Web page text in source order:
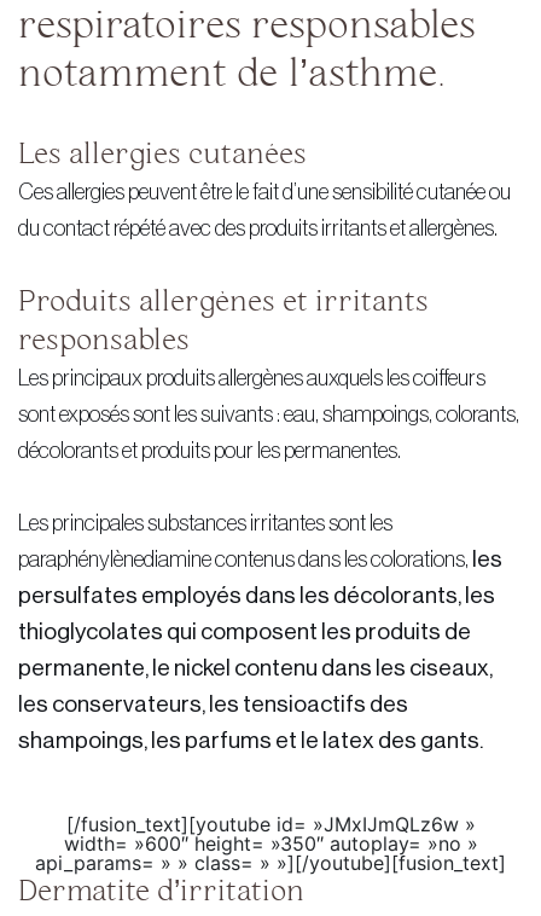
respiratoires responsables
notamment de l’asthme.
Les allergies cutanées
Ces allergies peuvent être le fait d’une sensibilité cutanée ou
du contact répété avec des produits irritants et allergènes.
Produits allergènes et irritants
responsables
Les principaux produits allergènes auxquels les coiffeurs
sont exposés sont les suivants : eau, shampoings, colorants,
décolorants et produits pour les permanentes.
Les principales substances irritantes sont les
paraphénylènediamine contenus dans les colorations, les
persulfates employés dans les décolorants, les
thioglycolates qui composent les produits de
permanente, le nickel contenu dans les ciseaux,
les conservateurs, les tensioactifs des
shampoings, les parfums et le latex des gants.
[/fusion_text][youtube id= »JMxIJmQLz6w »
width= »600″ height= »350″ autoplay= »no »
api_params= » » class= » »][/youtube][fusion_text]
Dermatite d’irritation